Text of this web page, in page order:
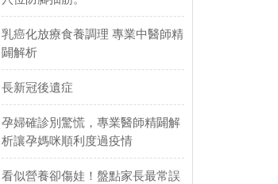
乳癌化放療食養調理 專業中醫師精
闢解析
長新冠後遺症
孕婦確診別驚慌，專業醫師精闢解
析讓孕媽咪順利度過疫情
看似營養卻傷娃！盤點家長最常誤